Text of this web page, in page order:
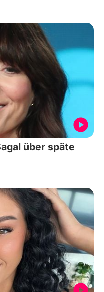
über späte